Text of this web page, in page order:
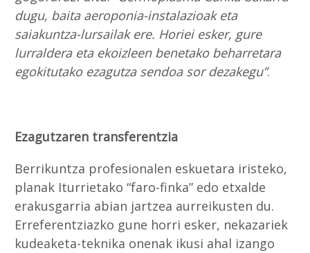
dugu, baita aeroponia-instalazioak eta
saiakuntza-lursailak ere. Horiei esker, gure
lurraldera eta ekoizleen benetako beharretara
egokitutako ezagutza sendoa sor dezakegu”.
Ezagutzaren transferentzia
Berrikuntza profesionalen eskuetara iristeko,
planak Iturrietako “faro-finka” edo etxalde
erakusgarria abian jartzea aurreikusten du.
Erreferentziazko gune horri esker, nekazariek
kudeaketa-teknika onenak ikusi ahal izango